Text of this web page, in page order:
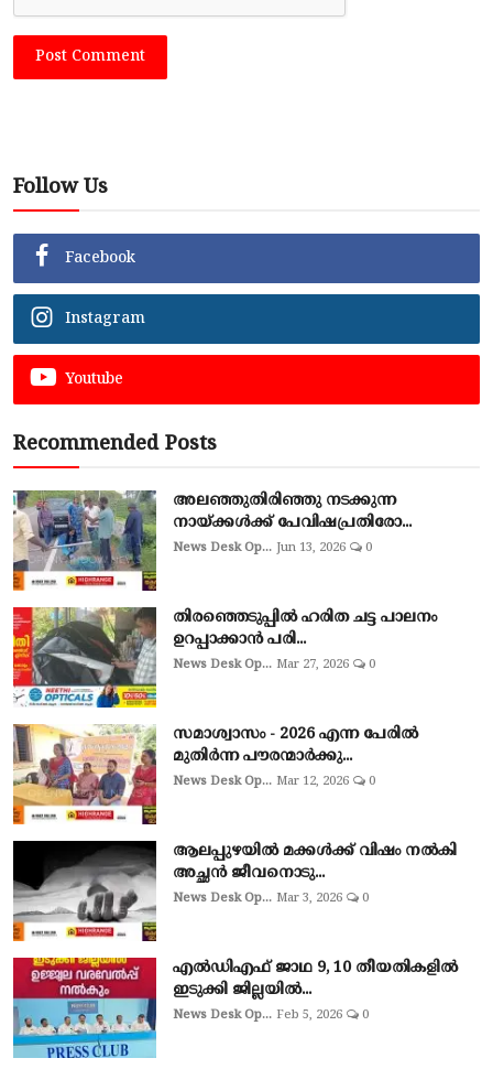
Post Comment
Follow Us
Facebook
Instagram
Youtube
Recommended Posts
അലഞ്ഞുതിരിഞ്ഞു നടക്കുന്ന
നായ്ക്കൾക്ക് പേവിഷപ്രതിരോ...
News Desk Op... Jun 13, 2026 0
തിരഞ്ഞെടുപ്പില്‍ ഹരിത ചട്ട പാലനം
ഉറപ്പാക്കാന്‍ പരി...
News Desk Op... Mar 27, 2026 0
സമാശ്വാസം - 2026 എന്ന പേരിൽ
മുതിർന്ന പൗരന്മാർക്കു...
News Desk Op... Mar 12, 2026 0
ആലപ്പുഴയില്‍ മക്കള്‍ക്ക് വിഷം നല്‍കി
അച്ഛൻ ജീവനൊടു...
News Desk Op... Mar 3, 2026 0
എല്‍ഡിഎഫ് ജാഥ 9, 10 തീയതികളില്‍
ഇടുക്കി ജില്ലയില്‍...
News Desk Op... Feb 5, 2026 0